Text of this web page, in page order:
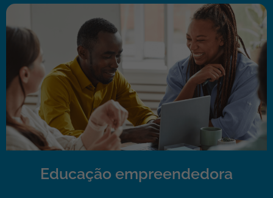
Educação empreendedora